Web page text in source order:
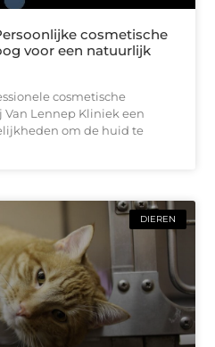
cosmetische
voor een natuurlijk
cosmetische
Lennep Kliniek een
om de huid te
DIEREN